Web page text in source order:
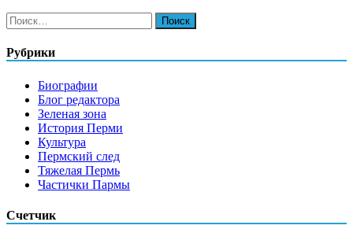
Найти:
Рубрики
Биографии
Блог редактора
Зеленая зона
История Перми
Культура
Пермский след
Тяжелая Пермь
Частички Пармы
Счетчик